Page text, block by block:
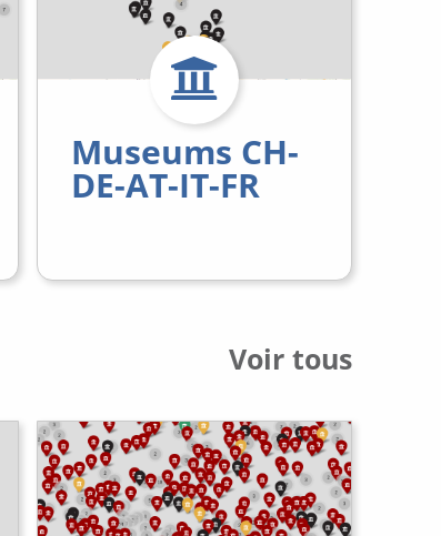
Museums CH-
DE-AT-IT-FR
Voir tous